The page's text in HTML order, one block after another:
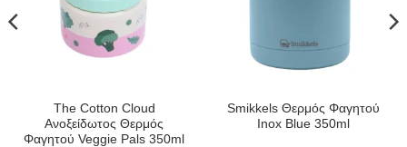
The Cotton Cloud
Ανοξείδωτος Θερμός
Φαγητού Veggie Pals 350ml
Smikkels Θερμός Φαγητού
Inox Blue 350ml